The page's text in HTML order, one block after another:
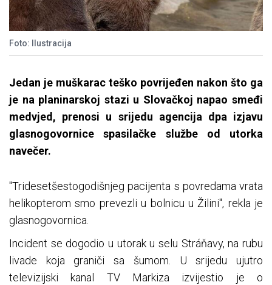
Foto: Ilustracija
Jedan je muškarac teško povrijeđen nakon što ga
je na planinarskoj stazi u Slovačkoj napao smeđi
medvjed, prenosi u srijedu agencija dpa izjavu
glasnogovornice spasilačke službe od utorka
navečer.
"Tridesetšestogodišnjeg pacijenta s povredama vrata
helikopterom smo prevezli u bolnicu u Žilini", rekla je
glasnogovornica.
Incident se dogodio u utorak u selu Stráňavy, na rubu
livade koja graniči sa šumom. U srijedu ujutro
televizijski kanal TV Markiza izvijestio je o